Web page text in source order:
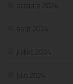
octobre 2024
août 2024
juillet 2024
juin 2024